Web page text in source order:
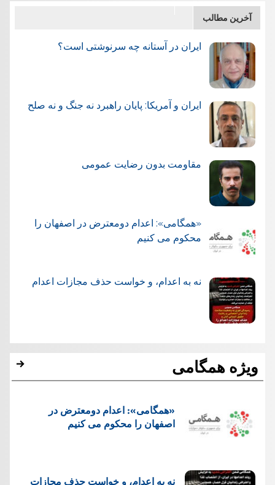
آخرین مطالب
ایران در آستانه چه سرنوشتی است؟
ایران و آمریکا: پایان راهبرد نه جنگ و نه صلح
مقاومت بدون رضایت عمومی
«همگامی»: اعدام دومعترض در اصفهان را
محکوم می کنیم
نه به اعدام، و خواست حذف مجازات اعدام
ویژه همگامی
«همگامی»: اعدام دومعترض در
اصفهان را محکوم می کنیم
نه به اعدام، و خواست حذف مجازات